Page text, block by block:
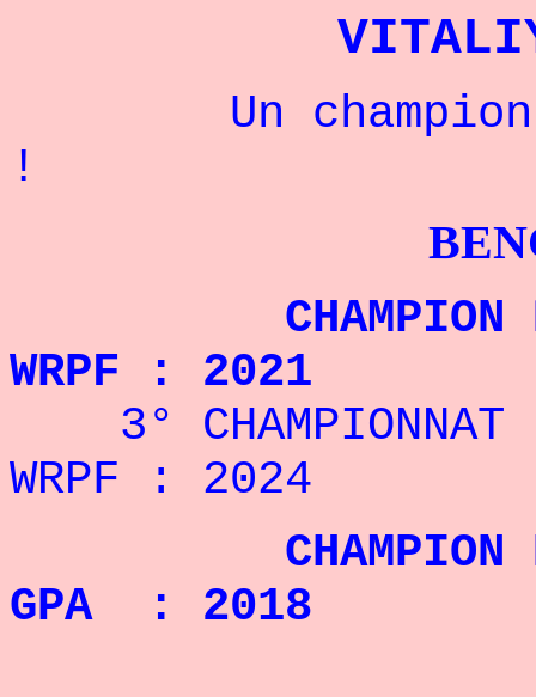
Un champion
!
CHAMPION DU
WRPF : 2021
3° CHAMPIONNAT
WRPF : 2024
CHAMPION
GPA : 2018